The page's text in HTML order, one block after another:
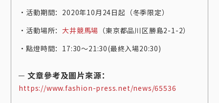
‧活動期間：2020年10月24日起（冬季限定）
‧活動場所：大井競馬場 （東京都品川区勝島2-1-2）
‧點燈時間：17:30～21:30(最終入場20:30)
文章參考及圖片來源：
https://www.fashion-press.net/news/65536